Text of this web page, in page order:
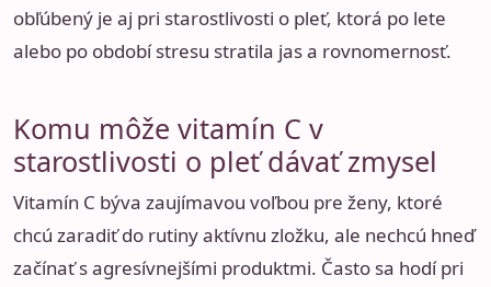
obľúbený je aj pri starostlivosti o pleť, ktorá po lete
alebo po období stresu stratila jas a rovnomernosť.
Komu môže vitamín C v
starostlivosti o pleť dávať zmysel
Vitamín C býva zaujímavou voľbou pre ženy, ktoré
chcú zaradiť do rutiny aktívnu zložku, ale nechcú hneď
začínať s agresívnejšími produktmi. Často sa hodí pri